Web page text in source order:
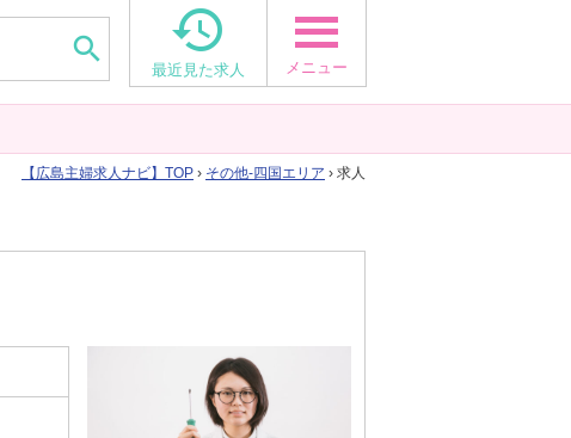
 
最近見た求人 メニュー
広島主婦求人ナビ TOP › その他-四国エリア › 求人